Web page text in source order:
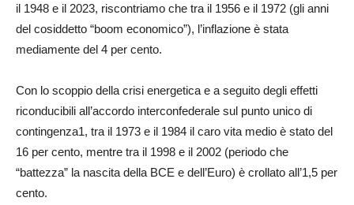
il 1948 e il 2023, riscontriamo che tra il 1956 e il 1972 (gli anni
del cosiddetto “boom economico”), l’inflazione è stata
mediamente del 4 per cento.
Con lo scoppio della crisi energetica e a seguito degli effetti
riconducibili all’accordo interconfederale sul punto unico di
contingenza1, tra il 1973 e il 1984 il caro vita medio è stato del
16 per cento, mentre tra il 1998 e il 2002 (periodo che
“battezza” la nascita della BCE e dell’Euro) è crollato all’1,5 per
cento.